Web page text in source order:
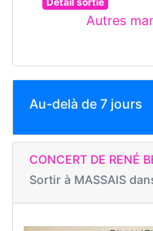
Autres
Au-delà de 7 jours
CONCERT DE RENÉ
Sortir à MASSAIS